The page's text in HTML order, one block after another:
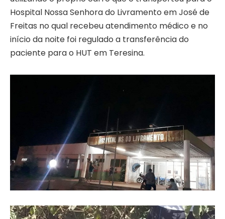
Hospital Nossa Senhora do Livramento em José de
Freitas no qual recebeu atendimento médico e no
início da noite foi regulado a transferência do
paciente para o HUT em Teresina.